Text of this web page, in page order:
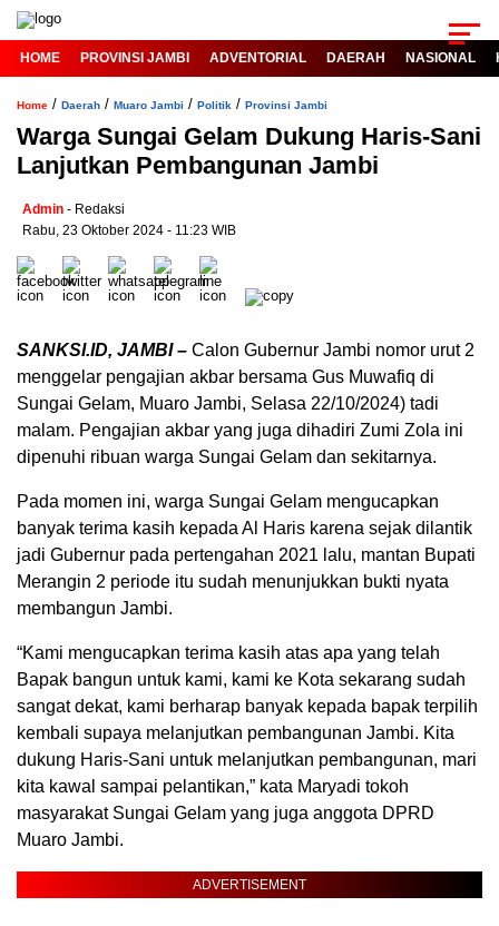
HOME PROVINSI JAMBI ADVENTORIAL DAERAH NASIONAL
Home / Daerah / Muaro Jambi / Politik / Provinsi Jambi
Warga Sungai Gelam Dukung Haris-Sani
Lanjutkan Pembangunan Jambi
Admin - Redaksi
Rabu, 23 Oktober 2024 - 11:23 WIB
SANKSI.ID, JAMBI – Calon Gubernur Jambi nomor urut 2
menggelar pengajian akbar bersama Gus Muwafiq di
Sungai Gelam, Muaro Jambi, Selasa 22/10/2024) tadi
malam. Pengajian akbar yang juga dihadiri Zumi Zola ini
dipenuhi ribuan warga Sungai Gelam dan sekitarnya.
Pada momen ini, warga Sungai Gelam mengucapkan
banyak terima kasih kepada Al Haris karena sejak dilantik
jadi Gubernur pada pertengahan 2021 lalu, mantan Bupati
Merangin 2 periode itu sudah menunjukkan bukti nyata
membangun Jambi.
“Kami mengucapkan terima kasih atas apa yang telah
Bapak bangun untuk kami, kami ke Kota sekarang sudah
sangat dekat, kami berharap banyak kepada bapak terpilih
kembali supaya melanjutkan pembangunan Jambi. Kita
dukung Haris-Sani untuk melanjutkan pembangunan, mari
kita kawal sampai pelantikan,” kata Maryadi tokoh
masyarakat Sungai Gelam yang juga anggota DPRD
Muaro Jambi.
ADVERTISEMENT